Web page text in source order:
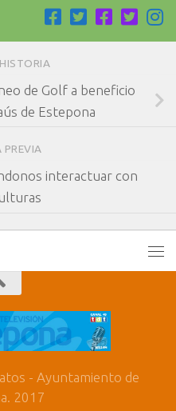
de Golf a beneficio
de Estepona
PREVIA
interactuar con
- Ayuntamiento de
2017